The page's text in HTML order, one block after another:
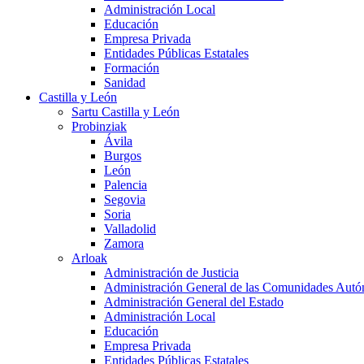
Administración Local
Educación
Empresa Privada
Entidades Públicas Estatales
Formación
Sanidad
Castilla y León
Sartu Castilla y León
Probinziak
Ávila
Burgos
León
Palencia
Segovia
Soria
Valladolid
Zamora
Arloak
Administración de Justicia
Administración General de las Comunidades
Administración General del Estado
Administración Local
Educación
Empresa Privada
Entidades Públicas Estatales